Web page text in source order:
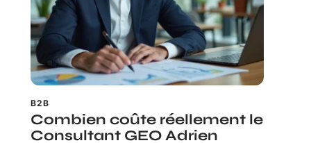
B2B
Combien coûte réellement le
Consultant GEO Adrien